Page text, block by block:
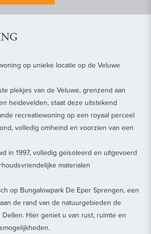
op unieke locatie op de Veluwe
plekjes van de Veluwe, grenzend aan
heidevelden, staat deze uitstekend
recreatiewoning op een royaal perceel
volledig omheind en voorzien van een
in 1997, volledig geïsoleerd en uitgevoerd
materialen
op Bungalowpark De Eper Sprengen, een
de rand van de natuurgebieden de
Hier geniet u van rust, ruimte en